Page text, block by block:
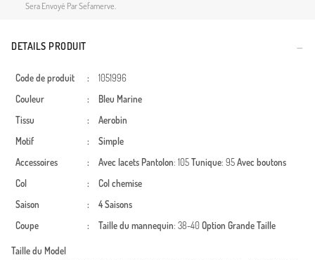
Sera Envoyé Par Sefamerve.
DETAILS PRODUIT
Code de produit :
1051996
Couleur
:
Bleu Marine
Tissu
:
Aerobin
Motif
:
Simple
Accessoires
: Avec lacets Pantolon: 105Tunique: 95Avec boutons
Col
:
Col chemise
Saison
:
4 Saisons
Coupe
: Taille du mannequin: 38-40Option Grande Taille
Taille du Model